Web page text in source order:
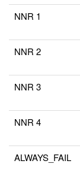
NNR 1
NNR 2
NNR 3
NNR 4
ALWAYS_FAIL